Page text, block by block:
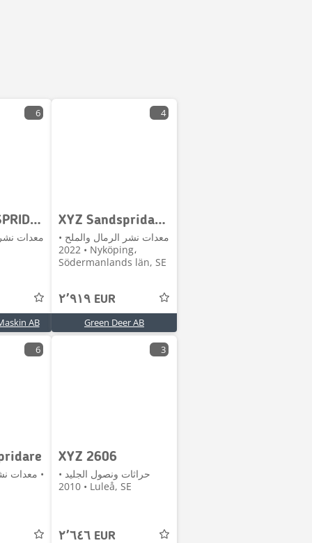
6
XYZ SANDSPRIDARE
معدات
AB
4
XYZ Sandspridarskopa 7646
معدات نشر الرمال والملح •
2022 • Nyköping،
Södermanlands län, SE
٢٬٩١٩ EUR
Green Deer AB
6
معدات
3
XYZ 2606
حراثات ونصول الجليد •
2010 • Luleå, SE
٢٬٦٤٦ EUR